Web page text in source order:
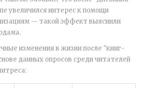
увеличился интерес к помощи
— такой эффект выяснили
изменения в жизни после "книг-
данных опросов среди читателей